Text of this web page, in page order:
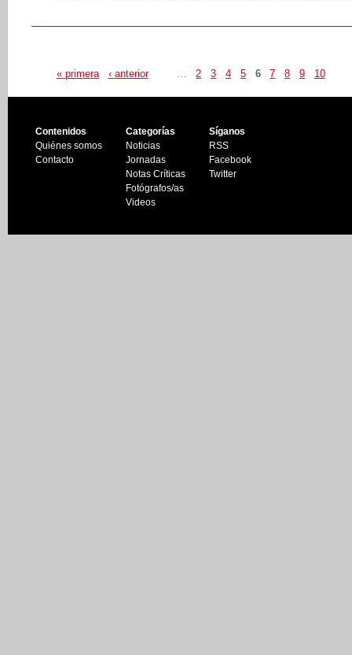
« primera ‹ anterior … 2 3 4 5 6 7 8 9 10
Contenidos
Quiénes somos
Contacto
Categorías
Noticias
Jornadas
Notas Críticas
Fotógrafos/as
Videos
Síganos
RSS
Facebook
Twitter